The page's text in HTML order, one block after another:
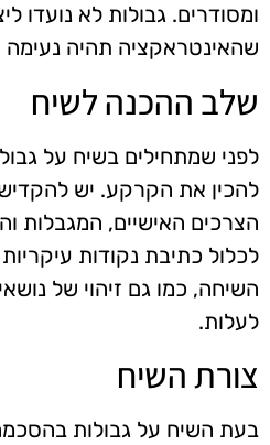
ומסודרים. גבולות לא נועדו
שהאינטראקציה תהיה נעימה
שלב ההכנה לשיח
לפני שמתחילים בשיח על
להכין את הקרקע. יש
הצרכים האישיים, המגבלות
לכלול כתיבת נקודות
השיחה, כמו גם זיהוי של
לעלות.
צורת השיח
בעת השיח על גבולות